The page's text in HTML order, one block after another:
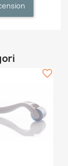
favorite_border